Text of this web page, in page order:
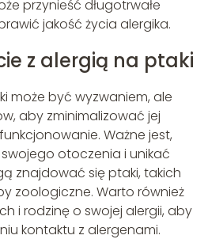
przynieść długotrwałe
jakość życia alergika.
z alergią na ptaki
może być wyzwaniem, ale
aby zminimalizować jej
Ważne jest,
otoczenia i unikać
znajdować się ptaki, takich
zoologiczne. Warto również
i rodzinę o swojej alergii, aby
kontaktu z alergenami.